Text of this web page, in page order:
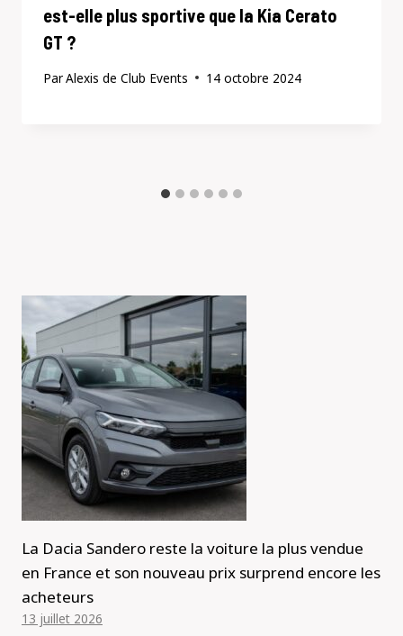
est-elle plus sportive que la Kia Cerato
GT ?
ParAlexis de Club Events 14 octobre 2024
La Dacia Sandero reste la voiture la plus vendue
en France et son nouveau prix surprend encore les
acheteurs
13 juillet 2026